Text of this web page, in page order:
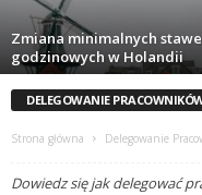
Zmiana minimalnych
godzinowych w Holandii
DELEGOWANIE
Strona główna Delegowanie
Dowiedz się jak delegować